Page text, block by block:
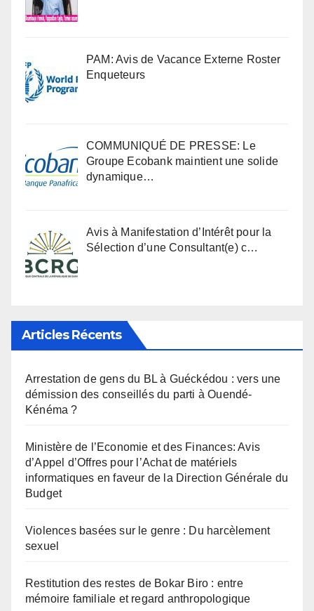
PAM: Avis de Vacance Externe Roster
Enqueteurs
COMMUNIQUÉ DE PRESSE: Le
Groupe Ecobank maintient une solide
dynamique…
Avis à Manifestation d’Intérêt pour la
Sélection d’une Consultant(e) c…
Articles Récents
Arrestation de gens du BL à Guéckédou : vers une
démission des conseillés du parti à Ouendé-
Kénéma ?
Ministère de l’Economie et des Finances: Avis
d’Appel d’Offres pour l’Achat de matériels
informatiques en faveur de la Direction Générale du
Budget
Violences basées sur le genre : Du harcèlement
sexuel
Restitution des restes de Bokar Biro : entre
mémoire familiale et regard anthropologique